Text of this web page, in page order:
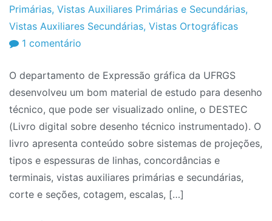
Primárias, Vistas Auxiliares Primárias e Secundárias,
Vistas Auxiliares Secundárias, Vistas Ortográficas
1 comentário
de
Desenho
Técnico:
DESTEC
O departamento de Expressão gráfica da UFRGS
desenvolveu um bom material de estudo para desenho
técnico, que pode ser visualizado online, o DESTEC
(Livro digital sobre desenho técnico instrumentado). O
livro apresenta conteúdo sobre sistemas de projeções,
tipos e espessuras de linhas, concordâncias e
terminais, vistas auxiliares primárias e secundárias,
corte e seções, cotagem, escalas, […]